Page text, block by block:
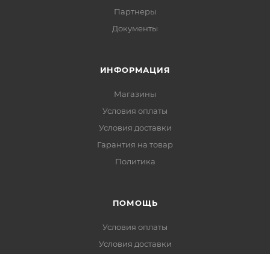
Партнеры
Документы
ИНФОРМАЦИЯ
Магазины
Условия оплаты
Условия доставки
Гарантия на товар
Политика
ПОМОЩЬ
Условия оплаты
Условия доставки